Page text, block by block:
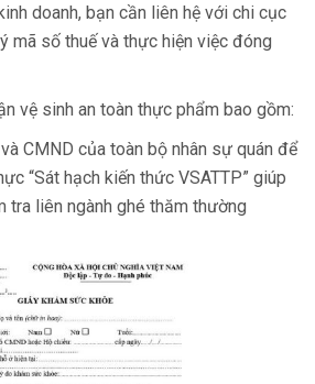
doanh, bạn cần liên hệ với chi cục
mã số thuế và thực hiện việc đóng
vệ sinh an toàn thực phẩm bao gồm:
CMND của toàn bộ nhân sự quán để
“Sát hạch kiến thức VSATTP” giúp
tra liên ngành ghé thăm thường